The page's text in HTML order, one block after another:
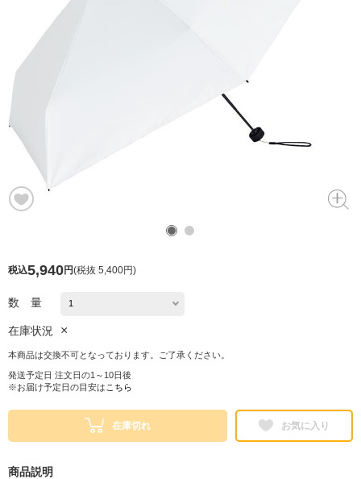
税込5,940円(税抜 5,400円)
数 量
在庫状況 ×
本商品は交換不可となっております。ご了承ください。
発送予定日 注文日の1～10日後
※お届け予定日の目安は こちら
在庫切れ お気に入り
商品説明